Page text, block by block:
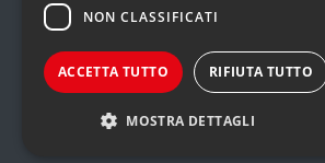
NON CLASSIFICATI
ACCETTA TUTTO RIFIUTA TUTTO
MOSTRA DETTAGLI